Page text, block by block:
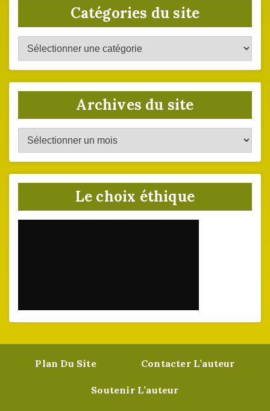
Catégories du site
Catégories
du
site
Archives du site
Archives
du
site
Le choix éthique
Plan Du Site Contacter L’auteur
Soutenir L’auteur